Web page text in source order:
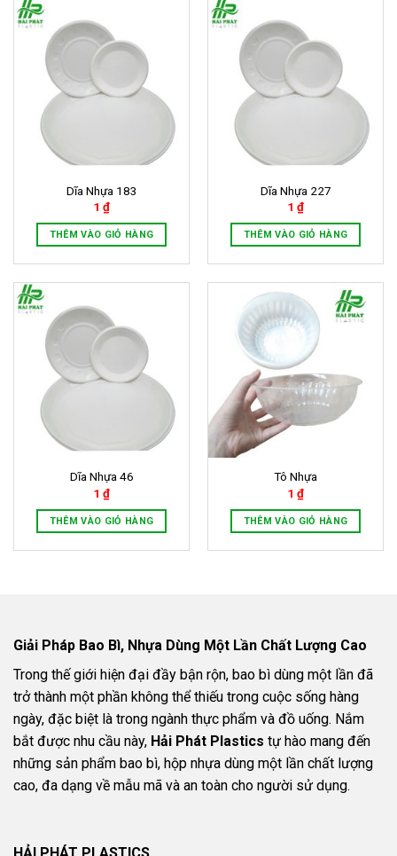
Dĩa Nhựa 183
1 ₫
THÊM VÀO GIỎ HÀNG
Dĩa Nhựa 227
1 ₫
THÊM VÀO GIỎ HÀNG
Dĩa Nhựa 46
1 ₫
THÊM VÀO GIỎ HÀNG
Tô Nhựa
1 ₫
THÊM VÀO GIỎ HÀNG
Giải Pháp Bao Bì, Nhựa Dùng Một Lần Chất Lượng Cao
Trong thế giới hiện đại đầy bận rộn, bao bì dùng một lần đã
trở thành một phần không thể thiếu trong cuộc sống hàng
ngày, đặc biệt là trong ngành thực phẩm và đồ uống. Nắm
bắt được nhu cầu này, Hải Phát Plastics tự hào mang đến
những sản phẩm bao bì, hộp nhựa dùng một lần chất lượng
cao, đa dạng về mẫu mã và an toàn cho người sử dụng.